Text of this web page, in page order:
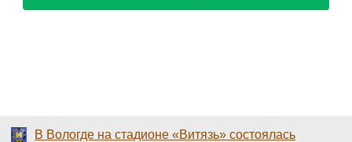
В Вологде на стадионе «Витязь» состоялась